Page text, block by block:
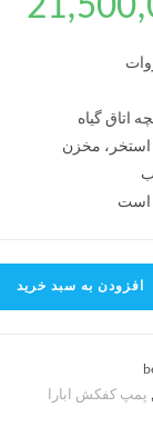
اتاق گیاه
استخر، مخزن
است
افزودن به سبد خرید
, پمپ کفکش ابارا